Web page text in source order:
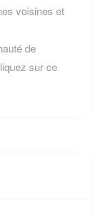
voisines et
de
sur ce